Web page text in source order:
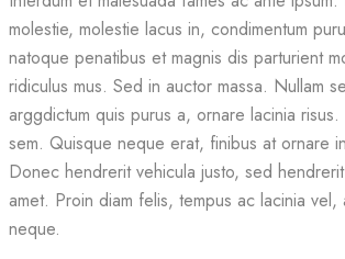
molestie, molestie lacus in, condimentum
natoque penatibus et magnis dis parturient
ridiculus mus. Sed in auctor massa. Nullam
arggdictum quis purus a, ornare lacinia
sem. Quisque neque erat, finibus at ornare
Donec hendrerit vehicula justo, sed
amet. Proin diam felis, tempus ac lacinia vel,
neque.